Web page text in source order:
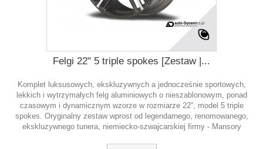
Felgi 22" 5 triple spokes [Zestaw |...
Komplet luksusowych, ekskluzywnych a jednocześnie sportowych,
lekkich i wytrzymałych felg aluminiowych o nieszablonowym, ponad
czasowym i dynamicznym wzorze w rozmiarze 22”, model 5 triple
spokes. Oryginalny zestaw wprost od legendarnego, renomowanego,
ekskluzywnego tunera, niemiecko-szwajcarskiej firmy - Mansory